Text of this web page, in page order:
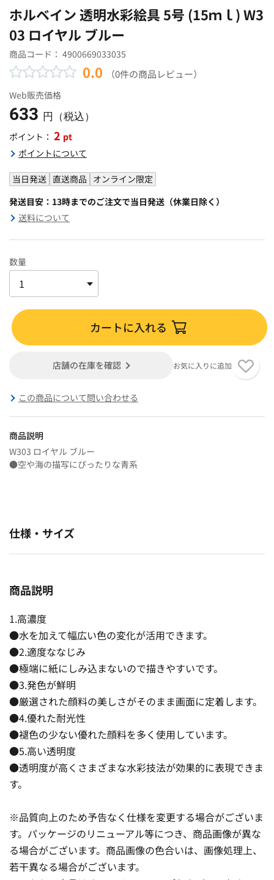
ホルベイン 透明水彩絵具 5号 (15ｍｌ) W3
03 ロイヤル ブルー
商品コード： 4900669033035
0.0 （0件の商品レビュー）
Web販売価格
633 円（税込）
ポイント： 2 pt
ポイントについて
当日発送 直送商品 オンライン限定
発送目安：13時までのご注文で当日発送（休業日除く）
送料について
数量
カートに入れる
店舗の在庫を確認 お気に入りに追加
この商品について問い合わせる
商品説明
W303 ロイヤル ブルー
●空や海の描写にぴったりな青系
仕様・サイズ
商品説明
1.高濃度
●水を加えて幅広い色の変化が活用できます。
●2.適度ななじみ
●極端に紙にしみ込まないので描きやすいです。
●3.発色が鮮明
●厳選された顔料の美しさがそのまま画面に定着します。
●4.優れた耐光性
●褪色の少ない優れた顔料を多く使用しています。
●5.高い透明度
●透明度が高くさまざまな水彩技法が効果的に表現できま
す。
※品質向上のため予告なく仕様を変更する場合がございま
す。パッケージのリニューアル等につき、商品画像が異な
る場合がございます。商品画像の色合いは、画像処理上、
若干異なる場合がございます。